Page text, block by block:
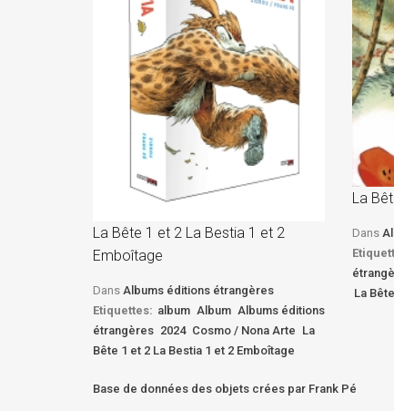
La Bête 1 et 2 La Bestia 1 et 2
Emboîtage
Dans Albums éditions étrangères
Etiquettes: album Album Albums éditions
étrangères 2024 Cosmo / Nona Arte La
Bête 1 et 2 La Bestia 1 et 2 Emboîtage
La
Dans
La
Base de données des objets crées par Frank Pé